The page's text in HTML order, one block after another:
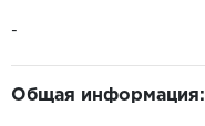
-
Общая информация: